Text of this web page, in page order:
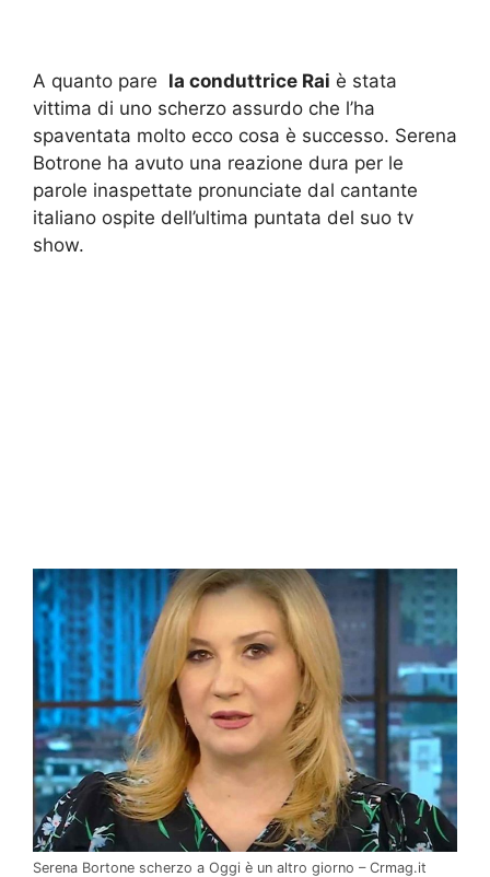
A quanto pare la conduttrice Rai è stata
vittima di uno scherzo assurdo che l’ha
spaventata molto ecco cosa è successo. Serena
Botrone ha avuto una reazione dura per le
parole inaspettate pronunciate dal cantante
italiano ospite dell’ultima puntata del suo tv
show.
Serena Bortone scherzo a Oggi è un altro giorno – Crmag.it